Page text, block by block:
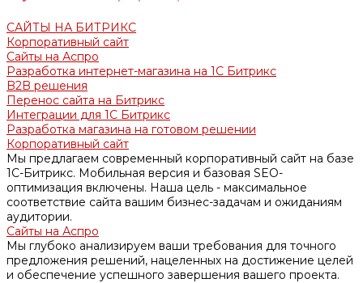
САЙТЫ НА БИТРИКС
Корпоративный сайт
Сайты на Аспро
Разработка интернет-магазина на 1С Битрикс
B2B решения
Перенос сайта на Битрикс
Интеграции для 1С Битрикс
Разработка магазина на готовом решении
Корпоративный сайт
Мы предлагаем современный корпоративный сайт на базе
1С-Битрикс. Мобильная версия и базовая SEO-
оптимизация включены. Наша цель - максимальное
соответствие сайта вашим бизнес-задачам и ожиданиям
аудитории.
Сайты на Аспро
Мы глубоко анализируем ваши требования для точного
предложения решений, нацеленных на достижение целей
и обеспечение успешного завершения вашего проекта.